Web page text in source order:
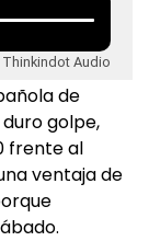
Audio
de
golpe,
frente al
ventaja de